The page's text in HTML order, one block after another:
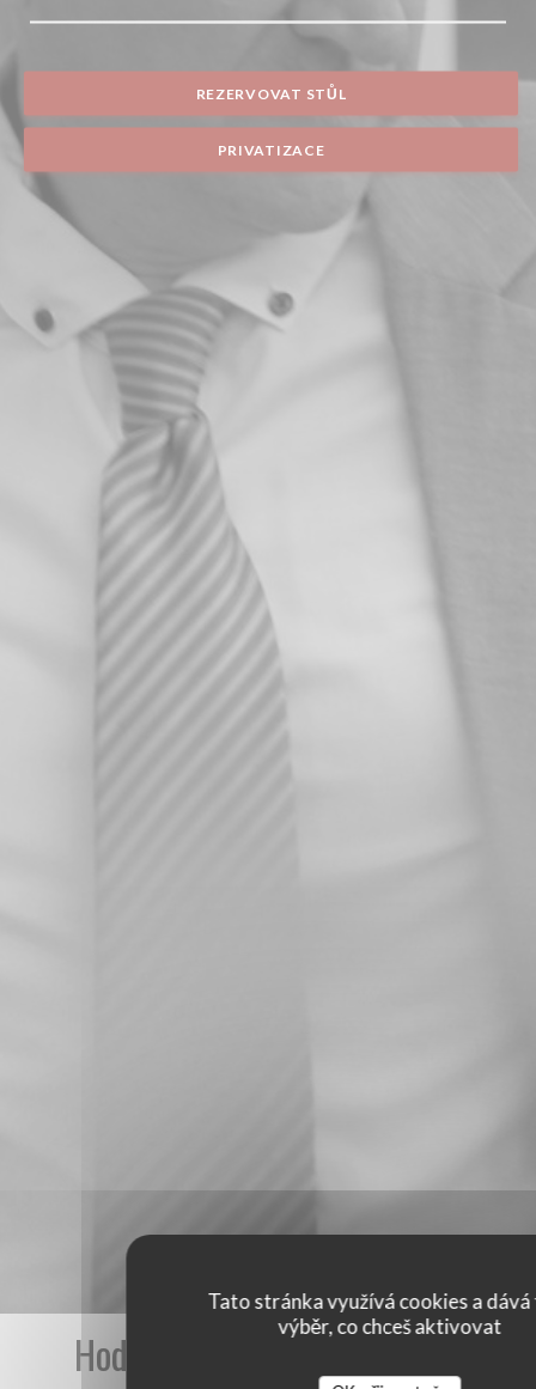
Tato stránka využívá cookies a dává
výběr, co chceš aktivovat
REZERVOVAT STŮL
PRIVATIZACE
Hodnocení našich zákazníků